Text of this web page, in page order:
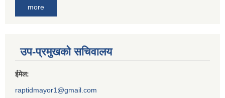
more
उप-प्रमुखको सचिवालय
ईमेल:
raptidmayor1@gmail.com